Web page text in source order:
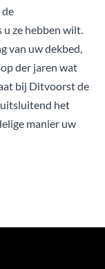
u ze hebben wilt.
van uw dekbed,
der jaren wat
bij Ditvoorst de
het
manier uw